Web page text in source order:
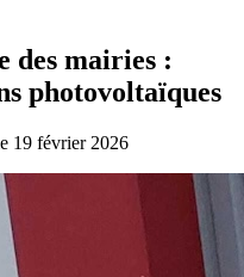
Terza®Borne sur pied
pilotée
des mairies :
photovoltaïques
19 février 2026